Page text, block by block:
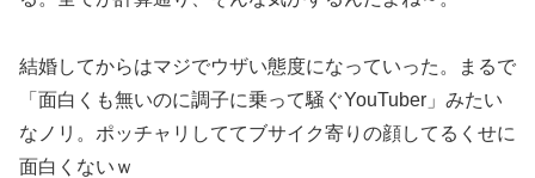
結婚してからはマジでウザい態度になっていった。まるで
「面白くも無いのに調子に乗って騒ぐYouTuber」みたい
なノリ。ポッチャリしててブサイク寄りの顔してるくせに
面白くないｗ